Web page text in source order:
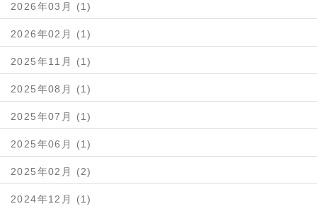
2026年03月 (1)
2026年02月 (1)
2025年11月 (1)
2025年08月 (1)
2025年07月 (1)
2025年06月 (1)
2025年02月 (2)
2024年12月 (1)